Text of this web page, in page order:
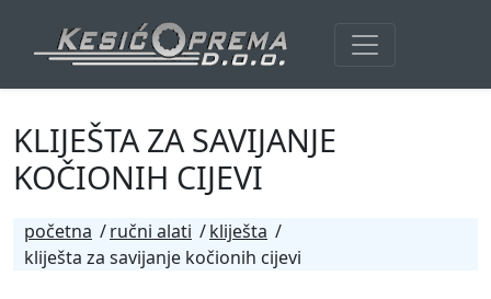
KLIJEŠTA ZA SAVIJANJE
KOČIONIH CIJEVI
početna ručni alati
kliješta
kliješta za savijanje kočionih cijevi